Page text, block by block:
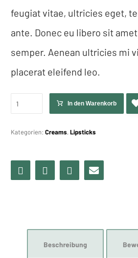
feugiat vitae, ultricies eget,
ante. Donec eu libero sit
semper. Aenean ultricies mi
placerat eleifend leo.
In den Warenkorb
Kategorien:Creams,Lipsticks
Beschreibung